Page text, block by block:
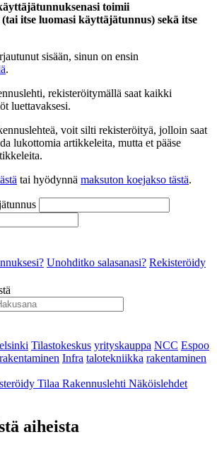
toimii
(tai itse luomasi käyttäjätunnus) sekä itse
sisään, sinun on ensin
.
rekisteröitymällä saat kaikki
luettavaksesi.
voit silti rekisteröityä, jolloin saat
lukottomia artikkeleita, mutta et pääse
tai hyödynnä maksuton koejakso tästä.
Unohditko salasanasi? Rekisteröidy
Tilastokeskus yrityskauppa NCC Espoo
Infra talotekniikka rakentaminen
Tilaa Rakennuslehti Näköislehdet
aiheista